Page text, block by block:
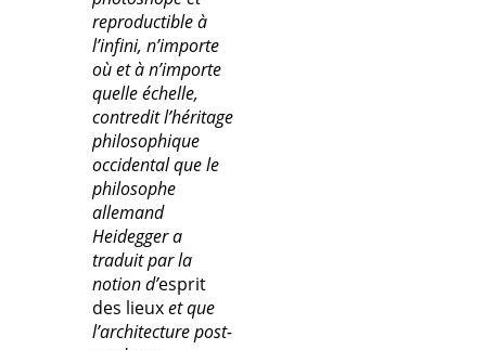
reproductible à
l’infini, n’importe
où et à n’importe
quelle échelle,
contredit l’héritage
philosophique
occidental que le
philosophe
allemand
Heidegger a
traduit par la
notion d’esprit
des lieuxet que
l’architecture post-